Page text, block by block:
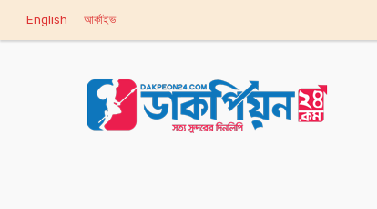
English আর্কাইভ